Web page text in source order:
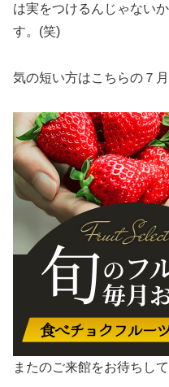
は実をつけるんじゃない
す。(笑)
気の短い方はこちらの７
またのご来館をお待ちして